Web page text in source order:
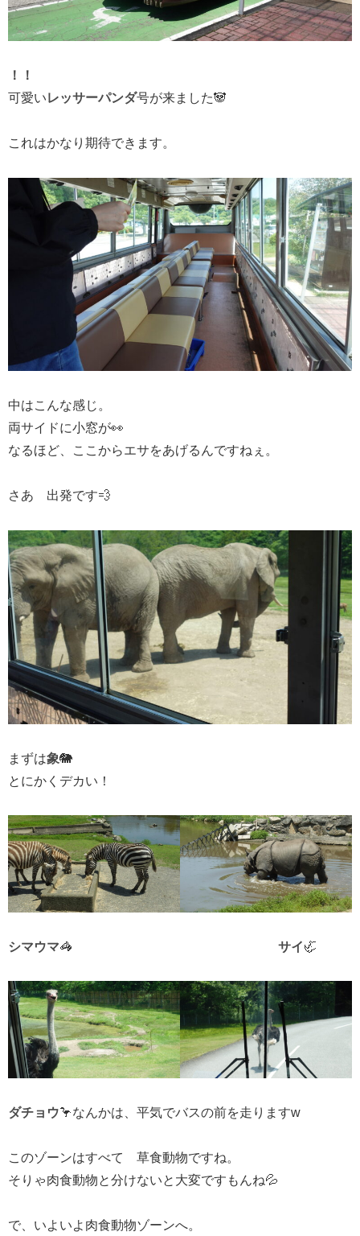
！！
可愛いレッサーパンダ号が来ました🐼
これはかなり期待できます。
中はこんな感じ。
両サイドに小窓が👀
なるほど、ここからエサをあげるんですねぇ。
さあ 出発です💨
まずは象🐘
とにかくデカい！
シマウマ🦓 サイ🦏
ダチョウ🦩なんかは、平気でバスの前を走りますw
このゾーンはすべて 草食動物ですね。
そりゃ肉食動物と分けないと大変ですもんね💦
で、いよいよ肉食動物ゾーンへ。